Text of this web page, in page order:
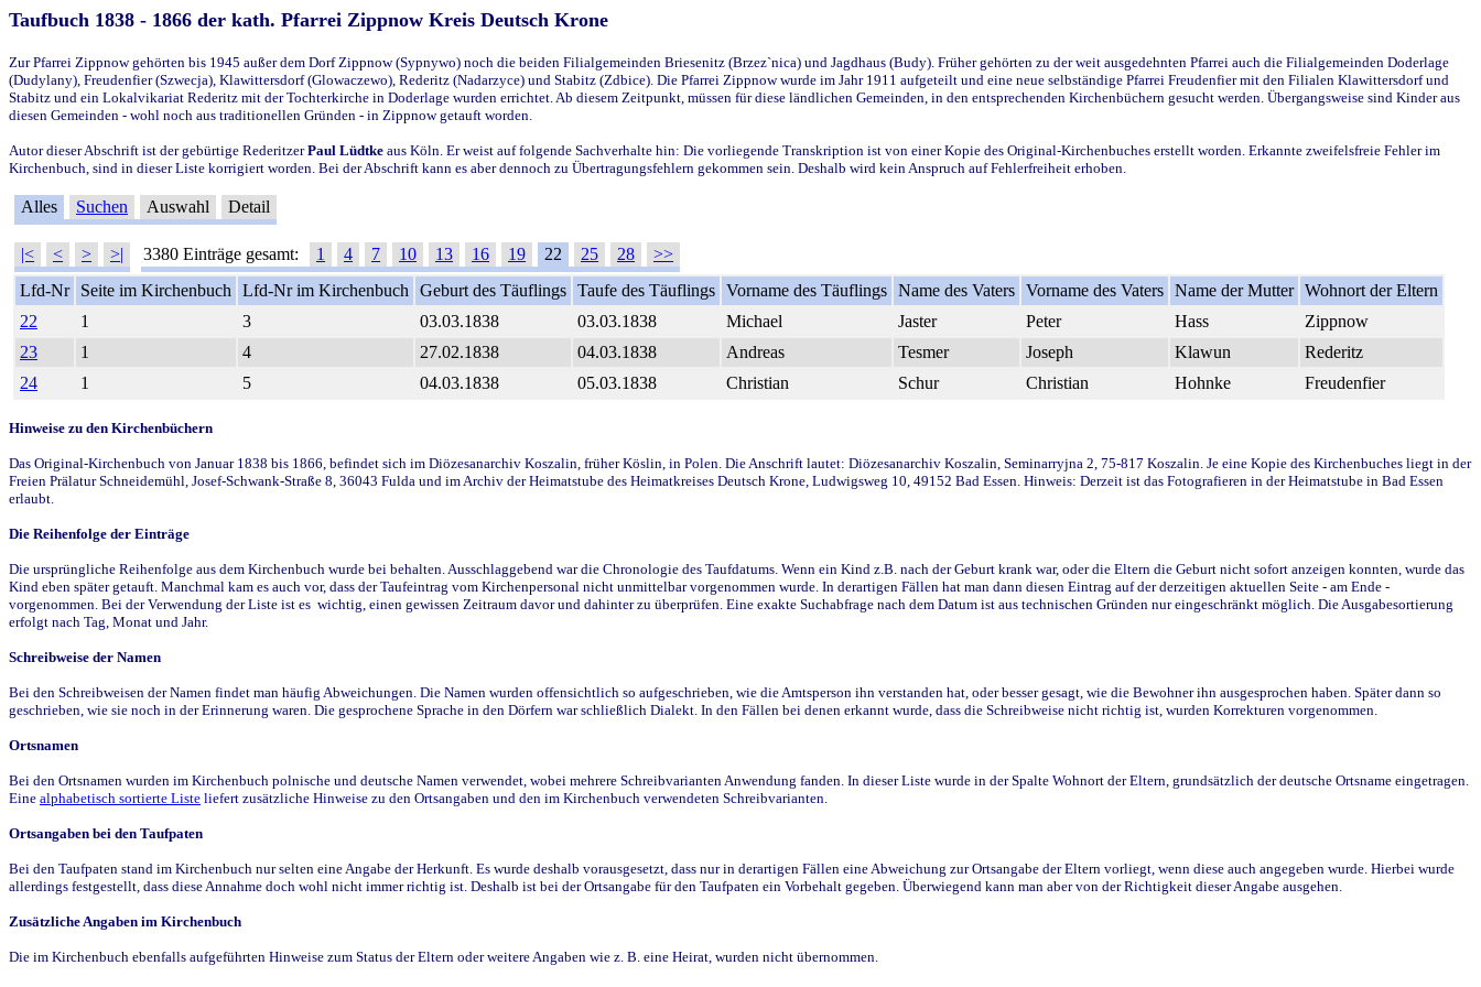
Taufbuch 1838 - 1866 der kath. Pfarrei Zippnow Kreis Deutsch Krone
Zur Pfarrei Zippnow gehörten bis 1945 außer dem Dorf Zippnow (Sypnywo) noch die beiden Filialgemeinden Briesenitz (Brzez`nica) und Jagdhaus (Budy). Früher gehörten zu der weit ausgedehnten Pfarrei auch die Filialgemeinden Doderlage
(Dudylany), Freudenfier (Szwecja), Klawittersdorf (Glowaczewo), Rederitz (Nadarzyce) und Stabitz (Zdbice). Die Pfarrei Zippnow wurde im Jahr 1911 aufgeteilt und eine neue selbständige Pfarrei Freudenfier mit den Filialen Klawittersdorf und
Stabitz und ein Lokalvikariat Rederitz mit der Tochterkirche in Doderlage wurden errichtet. Ab diesem Zeitpunkt, müssen für diese ländlichen Gemeinden, in den entsprechenden Kirchenbüchern gesucht werden. Übergangsweise sind Kinder aus
diesen Gemeinden - wohl noch aus traditionellen Gründen - in Zippnow getauft worden.
Autor dieser Abschrift ist der gebürtige RederitzerPaul Lüdtke aus Köln. Er weist auf folgende Sachverhalte hin: Die vorliegende Transkription ist von einer Kopie des Original-Kirchenbuches erstellt worden. Erkannte zweifelsfreie Fehler im
Kirchenbuch, sind in dieser Liste korrigiert worden. Bei der Abschrift kann es aber dennoch zu Übertragungsfehlern gekommen sein. Deshalb wird kein Anspruch auf Fehlerfreiheit erhoben.
Alles Suchen Auswahl Detail
|< < > >| 3380 Einträge gesamt: 1 4 7 10 13 16 19 22 25 28
>>
Lfd-Nr
Seite im Kirchenbuch Lfd-Nr im Kirchenbuch Geburt des Täuflings Taufe des Täuflings Vorname des Täuflings Name des Vaters Vorname des Vaters Name der Mutter Wohnort der Eltern
22
1 3 03.03.1838 03.03.1838 Michael Jaster Peter Hass
Zippnow
23
1 4 27.02.1838 04.03.1838 Andreas Tesmer Joseph Klawun
Rederitz
24
1 5 04.03.1838 05.03.1838 Christian Schur Christian Hohnke Freudenfier
Hinweise zu den Kirchenbüchern
Das Original-Kirchenbuch von Januar 1838 bis 1866, befindet sich im Diözesanarchiv Koszalin, früher Köslin, in Polen. Die Anschrift lautet: Diözesanarchiv Koszalin, Seminarryjna 2, 75-817 Koszalin. Je eine Kopie des Kirchenbuches liegt in der
Freien Prälatur Schneidemühl, Josef-Schwank-Straße 8, 36043 Fulda und im Archiv der Heimatstube des Heimatkreises Deutsch Krone, Ludwigsweg 10, 49152 Bad Essen. Hinweis: Derzeit ist das Fotografieren in der Heimatstube in Bad Essen
erlaubt.
Die Reihenfolge der Einträge
Die ursprüngliche Reihenfolge aus dem Kirchenbuch wurde bei behalten. Ausschlaggebend war die Chronologie des Taufdatums. Wenn ein Kind z.B. nach der Geburt krank war, oder die Eltern die Geburt nicht sofort anzeigen konnten, wurde das
Kind eben später getauft. Manchmal kam es auch vor, dass der Taufeintrag vom Kirchenpersonal nicht unmittelbar vorgenommen wurde. In derartigen Fällen hat man dann diesen Eintrag auf der derzeitigen aktuellen Seite - am Ende -
vorgenommen. Bei der Verwendung der Liste ist es wichtig, einen gewissen Zeitraum davor und dahinter zu überprüfen. Eine exakte Suchabfrage nach dem Datum ist aus technischen Gründen nur eingeschränkt möglich. Die Ausgabesortierung
erfolgt nach Tag, Monat und Jahr.
Schreibweise der Namen
Bei den Schreibweisen der Namen findet man häufig Abweichungen. Die Namen wurden offensichtlich so aufgeschrieben, wie die Amtsperson ihn verstanden hat, oder besser gesagt, wie die Bewohner ihn ausgesprochen haben. Später dann so
geschrieben, wie sie noch in der Erinnerung waren. Die gesprochene Sprache in den Dörfern war schließlich Dialekt. In den Fällen bei denen erkannt wurde, dass die Schreibweise nicht richtig ist, wurden Korrekturen vorgenommen.
Ortsnamen
Bei den Ortsnamen wurden im Kirchenbuch polnische und deutsche Namen verwendet, wobei mehrere Schreibvarianten Anwendung fanden. In dieser Liste wurde in der Spalte Wohnort der Eltern, grundsätzlich der deutsche Ortsname eingetragen.
Eine alphabetisch sortierte Liste liefert zusätzliche Hinweise zu den Ortsangaben und den im Kirchenbuch verwendeten Schreibvarianten.
Ortsangaben bei den Taufpaten
Bei den Taufpaten stand im Kirchenbuch nur selten eine Angabe der Herkunft. Es wurde deshalb vorausgesetzt, dass nur in derartigen Fällen eine Abweichung zur Ortsangabe der Eltern vorliegt, wenn diese auch angegeben wurde. Hierbei wurde
allerdings festgestellt, dass diese Annahme doch wohl nicht immer richtig ist. Deshalb ist bei der Ortsangabe für den Taufpaten ein Vorbehalt gegeben. Überwiegend kann man aber von der Richtigkeit dieser Angabe ausgehen.
Zusätzliche Angaben im Kirchenbuch
Die im Kirchenbuch ebenfalls aufgeführten Hinweise zum Status der Eltern oder weitere Angaben wie z. B. eine Heirat, wurden nicht übernommen.